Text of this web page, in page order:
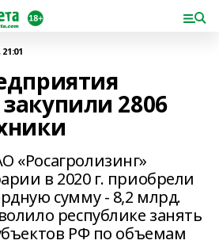
2806
«Росагролизинг»
в 2020 г. приобрели
сумму - 8,2 млрд.
республике занять
РФ по объемам